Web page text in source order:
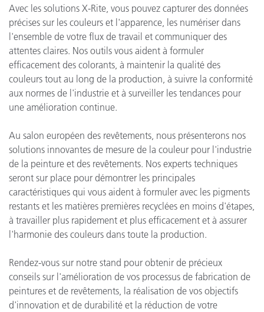
Avec les solutions X-Rite, vous pouvez capturer des données
précises sur les couleurs et l'apparence, les numériser dans
l'ensemble de votre flux de travail et communiquer des
attentes claires. Nos outils vous aident à formuler
efficacement des colorants, à maintenir la qualité des
couleurs tout au long de la production, à suivre la conformité
aux normes de l'industrie et à surveiller les tendances pour
une amélioration continue.
Au salon européen des revêtements, nous présenterons nos
solutions innovantes de mesure de la couleur pour l'industrie
de la peinture et des revêtements. Nos experts techniques
seront sur place pour démontrer les principales
caractéristiques qui vous aident à formuler avec les pigments
restants et les matières premières recyclées en moins d'étapes,
à travailler plus rapidement et plus efficacement et à assurer
l'harmonie des couleurs dans toute la production.
Rendez-vous sur notre stand pour obtenir de précieux
conseils sur l'amélioration de vos processus de fabrication de
peintures et de revêtements, la réalisation de vos objectifs
d'innovation et de durabilité et la réduction de votre